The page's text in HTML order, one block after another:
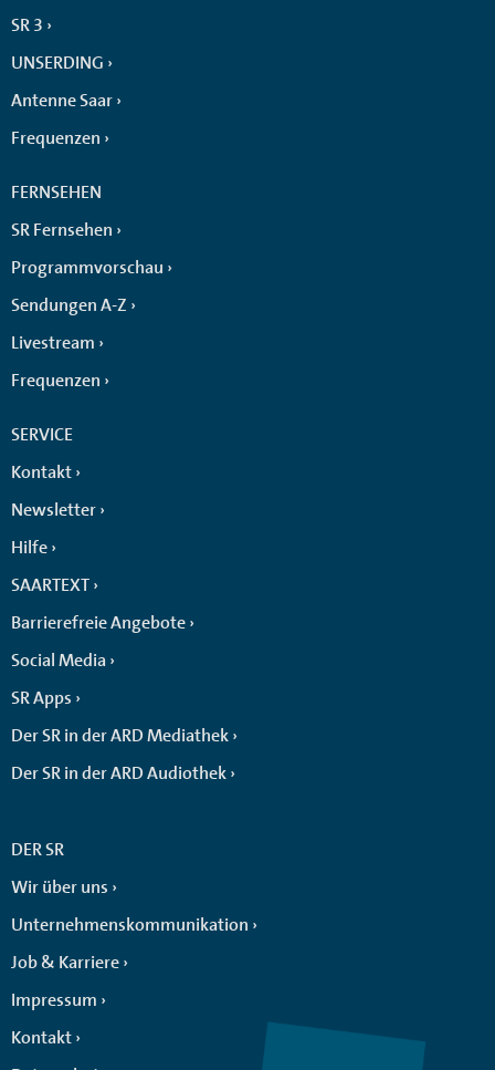
SR 3
UNSERDING
Antenne Saar
Frequenzen
FERNSEHEN
SR Fernsehen
Programmvorschau
Sendungen A-Z
Livestream
Frequenzen
SERVICE
Kontakt
Newsletter
Hilfe
SAARTEXT
Barrierefreie Angebote
Social Media
SR Apps
Der SR in der ARD Mediathek
Der SR in der ARD Audiothek
DER SR
Wir über uns
Unternehmenskommunikation
Job & Karriere
Impressum
Kontakt